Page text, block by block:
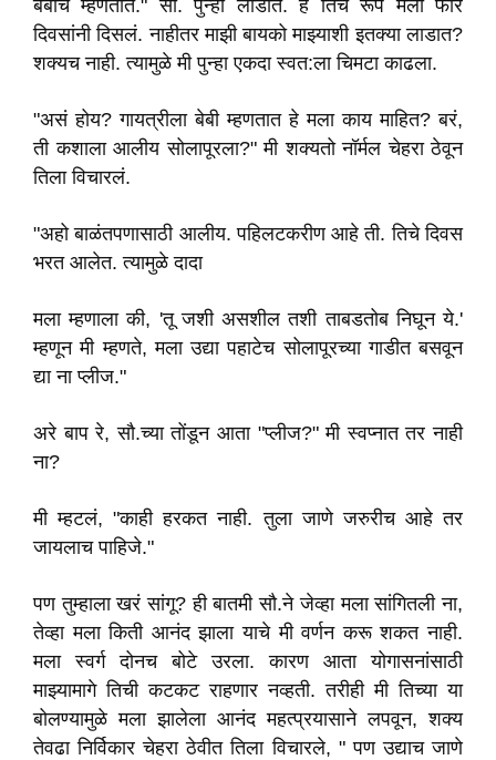
बेबीच म्हणतात." सौ. पुन्हा लाडात. हे तिचं रूप मला फार
दिवसांनी दिसलं. नाहीतर माझी बायको माझ्याशी इतक्या लाडात?
शक्यच नाही. त्यामुळे मी पुन्हा एकदा स्वत:ला चिमटा काढला.
"असं होय? गायत्रीला बेबी म्हणतात हे मला काय माहित? बरं,
ती कशाला आलीय सोलापूरला?" मी शक्यतो नॉर्मल चेहरा ठेवून
तिला विचारलं.
"अहो बाळंतपणासाठी आलीय. पहिलटकरीण आहे ती. तिचे दिवस
भरत आलेत. त्यामुळे दादा
मला म्हणाला की, 'तू जशी असशील तशी ताबडतोब निघून ये.'
म्हणून मी म्हणते, मला उद्या पहाटेच सोलापूरच्या गाडीत बसवून
द्या ना प्लीज."
अरे बाप रे, सौ.च्या तोंडून आता "प्लीज?" मी स्वप्नात तर नाही
ना?
मी म्हटलं, "काही हरकत नाही. तुला जाणे जरुरीच आहे तर
जायलाच पाहिजे."
पण तुम्हाला खरं सांगू? ही बातमी सौ.ने जेव्हा मला सांगितली ना,
तेव्हा मला किती आनंद झाला याचे मी वर्णन करू शकत नाही.
मला स्वर्ग दोनच बोटे उरला. कारण आता योगासनांसाठी
माझ्यामागे तिची कटकट राहणार नव्हती. तरीही मी तिच्या या
बोलण्यामुळे मला झालेला आनंद महत्प्रयासाने लपवून, शक्य
तेवढा निर्विकार चेहरा ठेवीत तिला विचारले, " पण उद्याच जाणे